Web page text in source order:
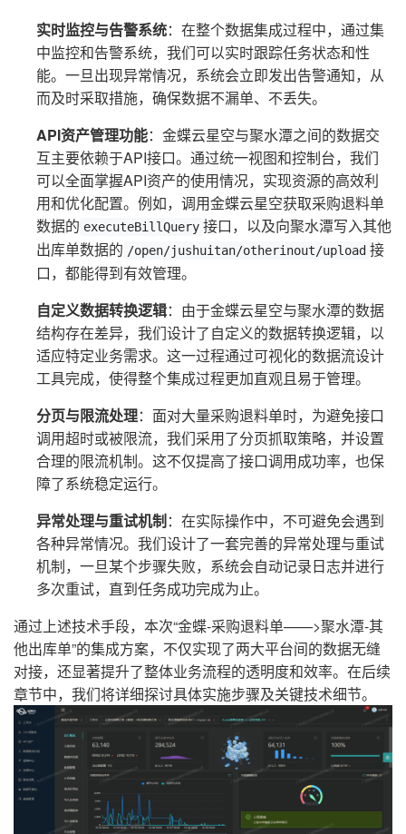
实时监控与告警系统：在整个数据集成过程中，通过集
中监控和告警系统，我们可以实时跟踪任务状态和性
能。一旦出现异常情况，系统会立即发出告警通知，从
而及时采取措施，确保数据不漏单、不丢失。
API资产管理功能：金蝶云星空与聚水潭之间的数据交
互主要依赖于API接口。通过统一视图和控制台，我们
可以全面掌握API资产的使用情况，实现资源的高效利
用和优化配置。例如，调用金蝶云星空获取采购退料单
数据的 executeBillQuery 接口，以及向聚水潭写入其他
出库单数据的 /open/jushuitan/otherinout/upload 接
口，都能得到有效管理。
自定义数据转换逻辑：由于金蝶云星空与聚水潭的数据
结构存在差异，我们设计了自定义的数据转换逻辑，以
适应特定业务需求。这一过程通过可视化的数据流设计
工具完成，使得整个集成过程更加直观且易于管理。
分页与限流处理：面对大量采购退料单时，为避免接口
调用超时或被限流，我们采用了分页抓取策略，并设置
合理的限流机制。这不仅提高了接口调用成功率，也保
障了系统稳定运行。
异常处理与重试机制：在实际操作中，不可避免会遇到
各种异常情况。我们设计了一套完善的异常处理与重试
机制，一旦某个步骤失败，系统会自动记录日志并进行
多次重试，直到任务成功完成为止。
通过上述技术手段，本次“金蝶-采购退料单——>聚水潭-其
他出库单”的集成方案，不仅实现了两大平台间的数据无缝
对接，还显著提升了整体业务流程的透明度和效率。在后续
章节中，我们将详细探讨具体实施步骤及关键技术细节。